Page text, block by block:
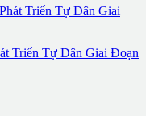
Triển Tự Dân Giai Đoạn